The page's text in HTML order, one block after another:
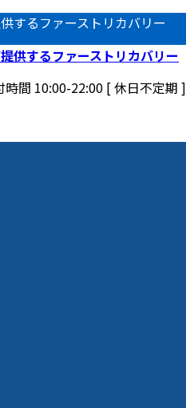
するファーストリカバリー
時間 10:00-22:00 [ 休日不定期 ]